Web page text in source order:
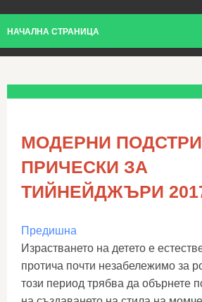
НАЧАЛНА СТРАНИЦА
МОДЕРНИ
ПРИЧЕСКИ ЗА
ТИЙНЕЙДЖЪРИ
Предишна
Израстването на детето е
протича почти незабележимо за
този период трябва да обърнете